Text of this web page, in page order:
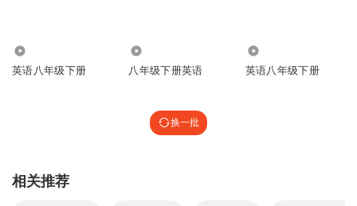
英语八年级下册 八年级下册英语 英语八年级下册
换一批
相关推荐